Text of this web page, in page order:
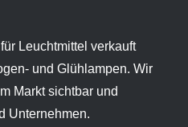
Leuchtmittel verkauft
und Glühlampen. Wir
Markt sichtbar und
Unternehmen.